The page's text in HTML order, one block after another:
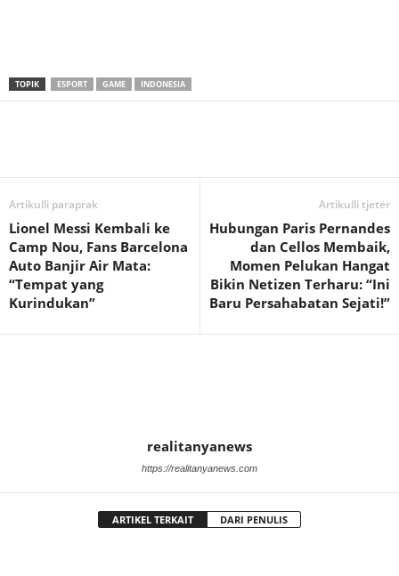
TOPIK ESPORT GAME INDONESIA
Artikulli paraprak
Lionel Messi Kembali ke
Camp Nou, Fans Barcelona
Auto Banjir Air Mata:
“Tempat yang
Kurindukan”
Artikulli tjetër
Hubungan Paris Pernandes
dan Cellos Membaik,
Momen Pelukan Hangat
Bikin Netizen Terharu: “Ini
Baru Persahabatan Sejati!”
realitanyanews
https://realitanyanews.com
ARTIKEL TERKAIT DARI PENULIS